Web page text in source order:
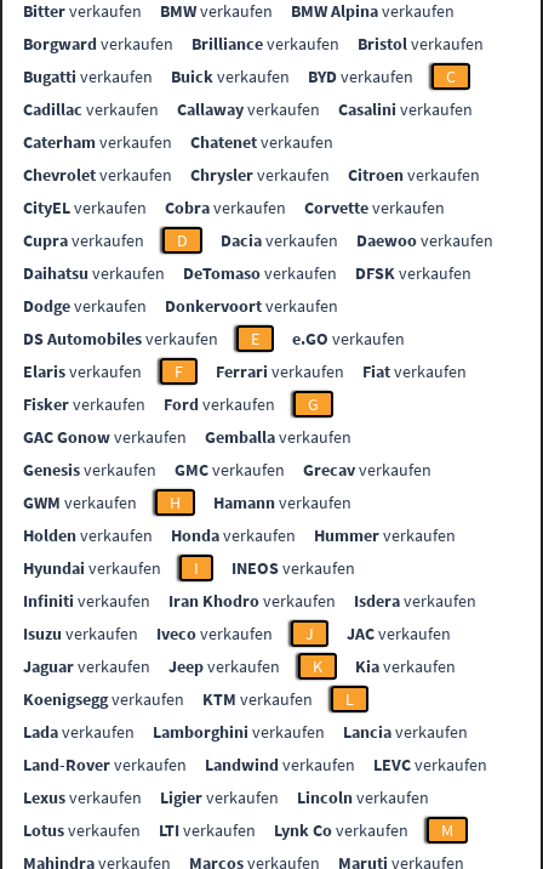
Bitterverkaufen BMWverkaufen BMW Alpinaverkaufen
Borgwardverkaufen Brillianceverkaufen Bristolverkaufen
Bugatti verkaufen Buickverkaufen BYDverkaufen
C
Cadillac verkaufen Callawayverkaufen Casalini verkaufen
Caterhamverkaufen Chatenetverkaufen
Chevroletverkaufen Chryslerverkaufen Citroenverkaufen
CityELverkaufen Cobraverkaufen Corvetteverkaufen
Cupraverkaufen D Daciaverkaufen Daewooverkaufen
Daihatsu verkaufen DeTomasoverkaufen DFSKverkaufen
Dodgeverkaufen Donkervoortverkaufen
DS Automobilesverkaufen E e.GO verkaufen
Elarisverkaufen F Ferrari verkaufen Fiatverkaufen
Fiskerverkaufen Fordverkaufen
G
GAC Gonowverkaufen Gemballaverkaufen
Genesisverkaufen GMCverkaufen Grecavverkaufen
GWM verkaufen H Hamannverkaufen
Holdenverkaufen Hondaverkaufen Hummerverkaufen
Hyundai verkaufen I INEOSverkaufen
Infiniti verkaufen Iran Khodroverkaufen Isderaverkaufen
Isuzu verkaufen Ivecoverkaufen J JACverkaufen
Jaguarverkaufen Jeepverkaufen K Kiaverkaufen
Koenigseggverkaufen KTM verkaufen
L
Ladaverkaufen Lamborghini verkaufen Lanciaverkaufen
Land-Roververkaufen Landwindverkaufen LEVCverkaufen
Lexusverkaufen Ligierverkaufen Lincolnverkaufen
Lotusverkaufen LTIverkaufen Lynk Coverkaufen
M
Mahindraverkaufen Marcosverkaufen Maruti verkaufen